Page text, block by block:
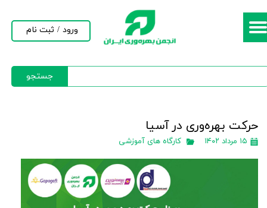
جستجو
ورود / ثبت نام
حساب کاربری من
حركت بهره‌وری در آسیا
۱۵ مرداد ۱۴۰۲ کارگاه های آموزشی